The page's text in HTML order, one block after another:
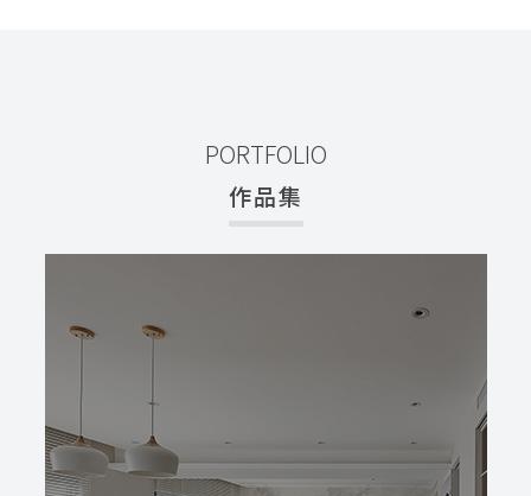
PORTFOLIO
作品集